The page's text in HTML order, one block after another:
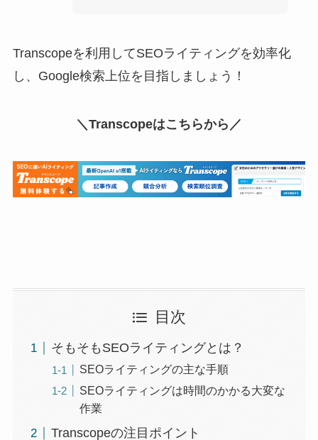
Transcopeを利用してSEOライティングを効率化
し、Google検索上位を目指しましょう！
＼Transcopeはこちらから／
目次
そもそもSEOライティングとは？
SEOライティングの主な手順
SEOライティングは時間のかかる大変な
作業
Transcopeの注目ポイント